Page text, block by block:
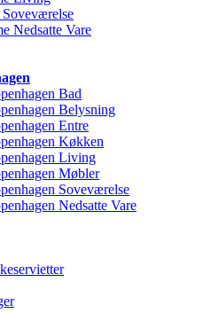
Nedsatte Vare
Bad
Belysning
Entre
Køkken
Living
Møbler
Soveværelse
Nedsatte Vare